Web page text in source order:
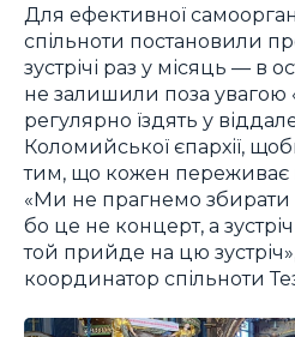
Для ефективної
спільноти постановили
зустрічі раз у місяць — в
не залишили поза увагою
регулярно їздять у
Коломийської єпархії,
тим, що кожен переживає
«Ми не прагнемо збирати
бо це не концерт, а
той прийде на цю
координатор спільноти